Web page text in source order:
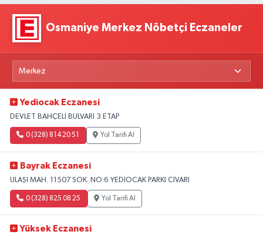
Osmaniye Merkez Nöbetçi Eczaneler
Yediocak Eczanesi
DEVLET BAHÇELİ BULVARI 3.ETAP
0 (328) 814 20 51 Yol Tarifi Al
Bayrak Eczanesi
ULAŞI MAH. 11507 SOK. NO:6 YEDİOCAK PARKI CİVARI
0 (328) 825 08 25 Yol Tarifi Al
Yüksek Eczanesi